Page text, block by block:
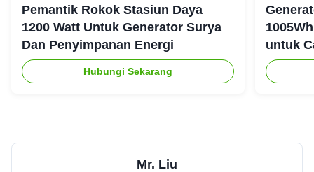
Pemantik Rokok Stasiun Daya
1200 Watt Untuk Generator Surya
Dan Penyimpanan Energi
Hubungi Sekarang
untuk
Mr. Liu